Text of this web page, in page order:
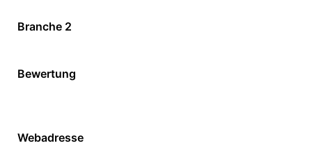
Branche 2
Bewertung
Webadresse